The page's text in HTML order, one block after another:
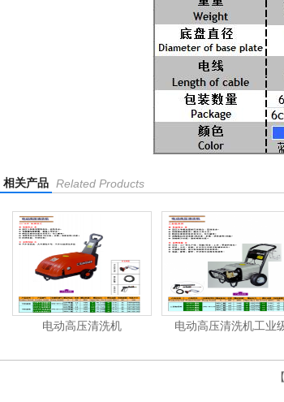
相关产品 Related Products
电动高压清洗机 电动高压清洗机工业